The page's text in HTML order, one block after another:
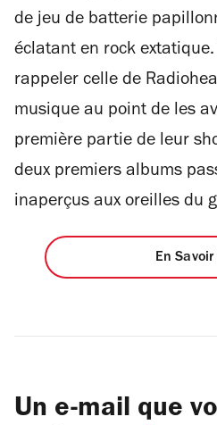
de jeu de batterie
éclatant en rock extatique.
rappeler celle de
musique au point de les
première partie de leur
deux premiers albums
inaperçus aux oreilles du
En
Un e-mail que